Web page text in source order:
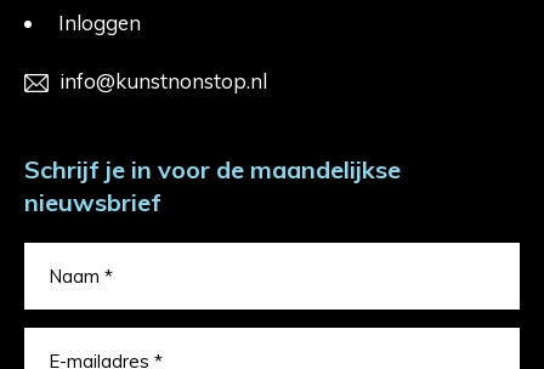
Inloggen
info@kunstnonstop.nl
Schrijf je in voor de maandelijkse
nieuwsbrief